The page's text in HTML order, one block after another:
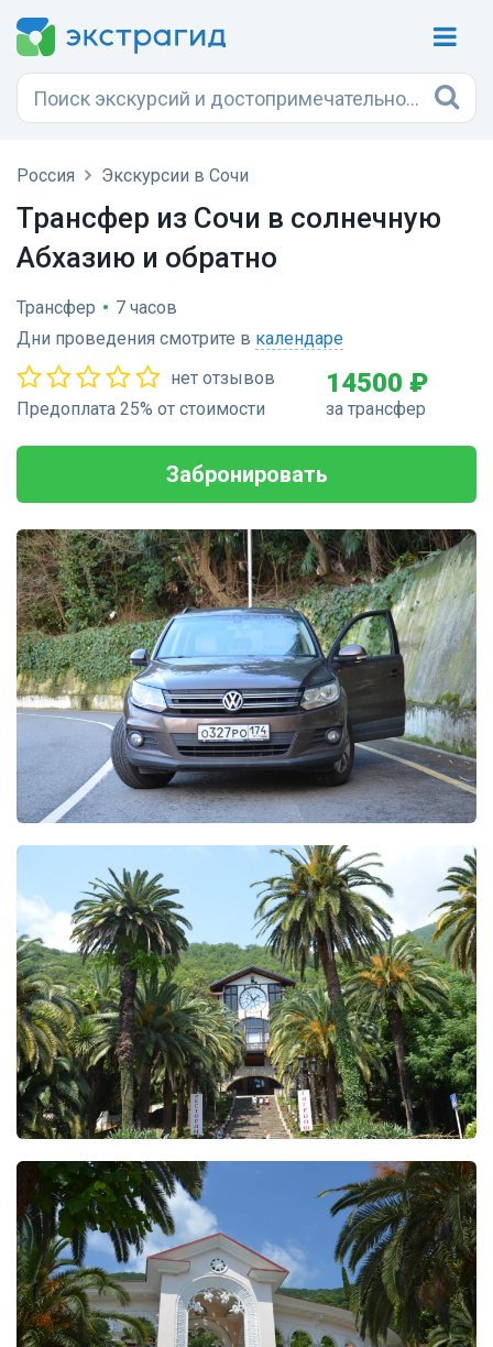
Россия Экскурсии в Сочи
Трансфер из Сочи в солнечную
Абхазию и обратно
Трансфер • 7 часов
Дни проведения смотрите в календаре
нет отзывов
Предоплата 25% от стоимости
14500 ₽
за трансфер
Забронировать